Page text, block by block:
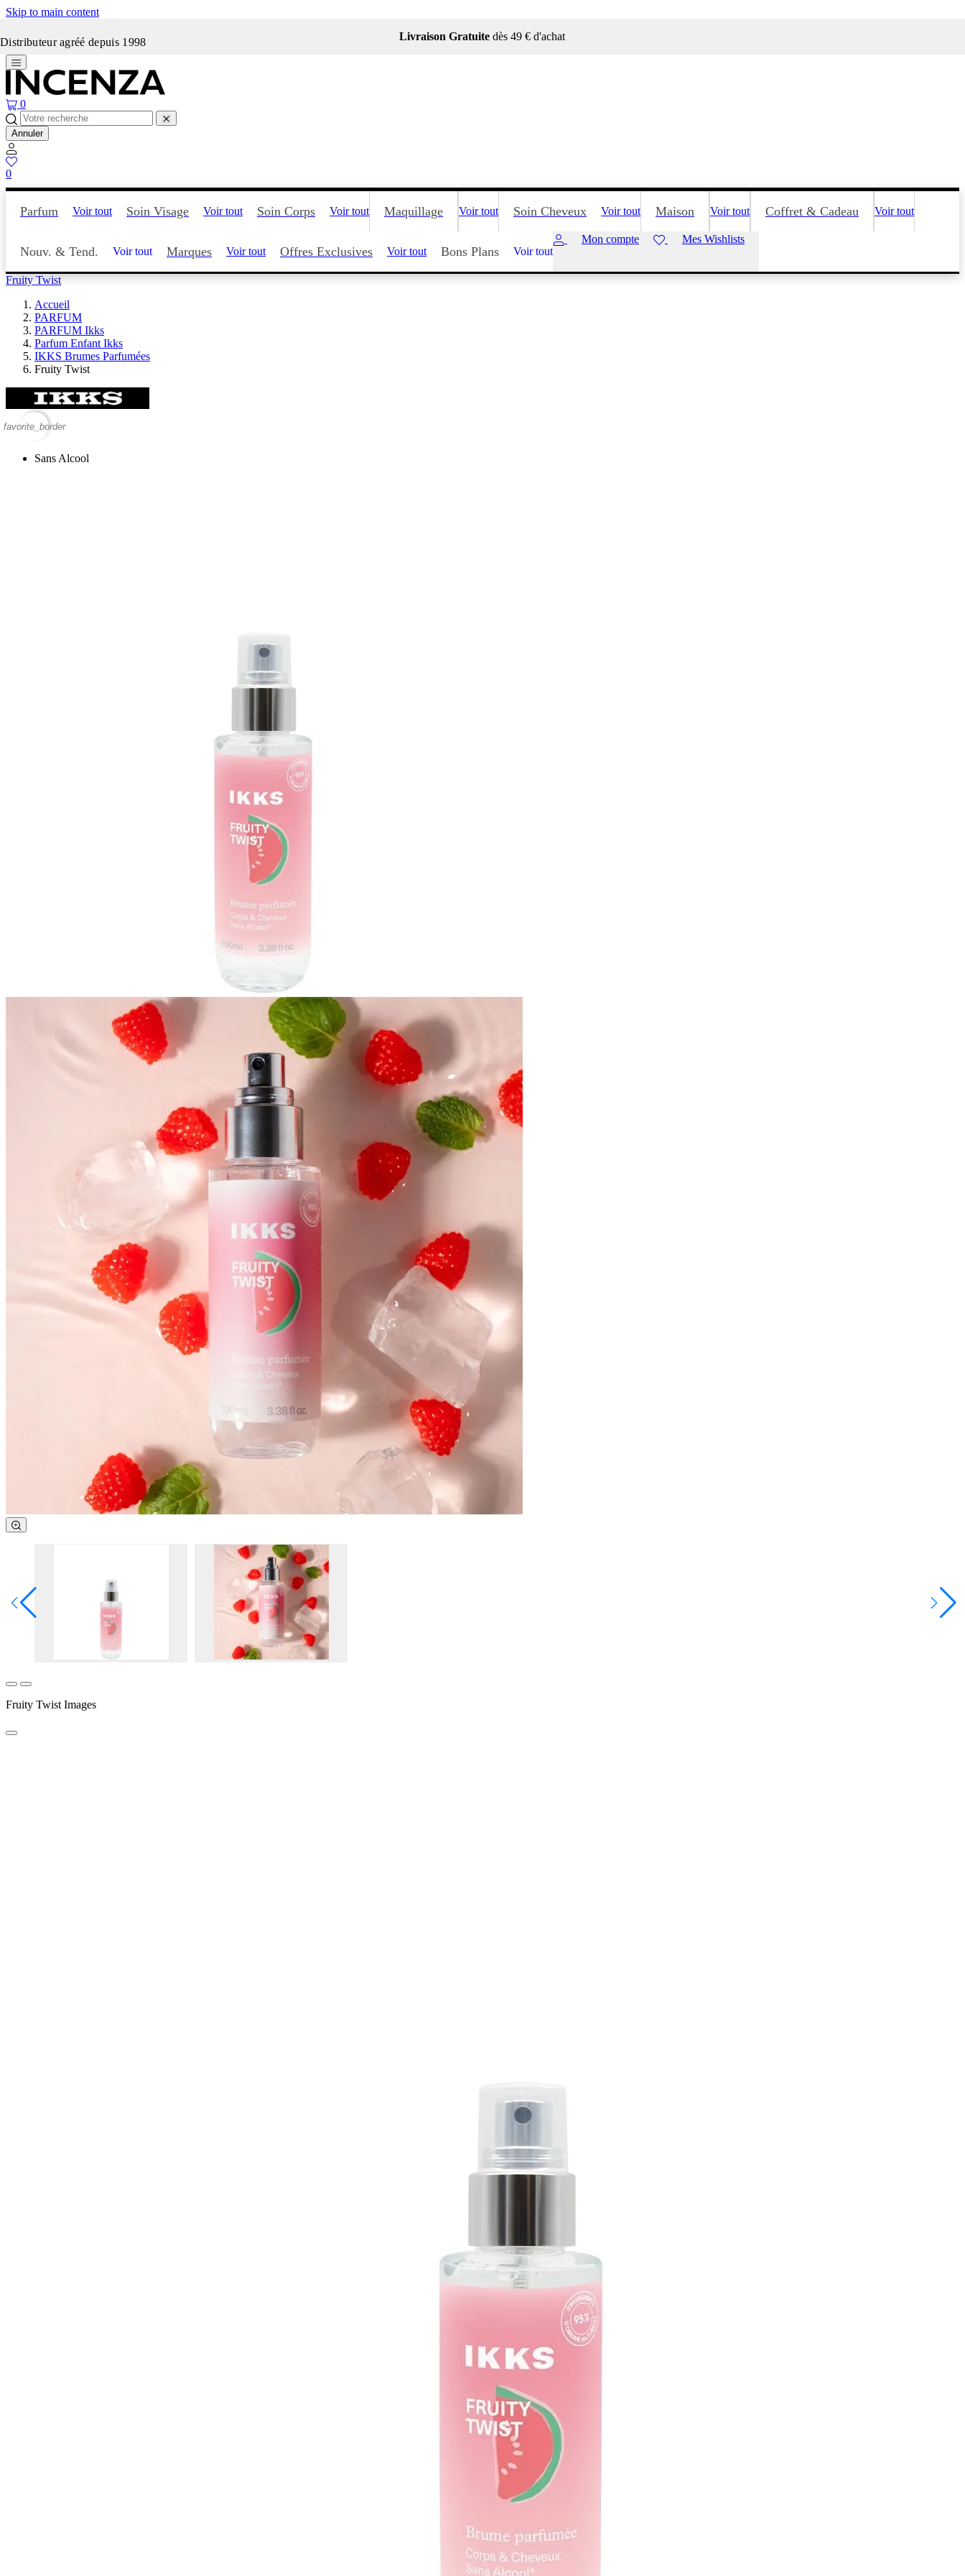
Skip to main content
Distributeur agréé depuis 1998Incenza fait peau neuve Livraison Gratuitedès 49 € d'achat
0
Annuler
0
Parfum Voir tout Soin Visage Voir tout Soin Corps Voir tout Maquillage Voir tout Soin Cheveux Voir tout Maison Voir tout Coffret & Cadeau Voir tout
Nouv. & Tend. Voir tout Marques Voir tout Offres Exclusives Voir tout Bons Plans Voir tout
Mon compte Mes Wishlists
Fruity Twist
Accueil
PARFUM
PARFUM Ikks
Parfum Enfant Ikks
IKKS Brumes Parfumées
Fruity Twist
favorite_border
Sans Alcool
Fruity Twist Images